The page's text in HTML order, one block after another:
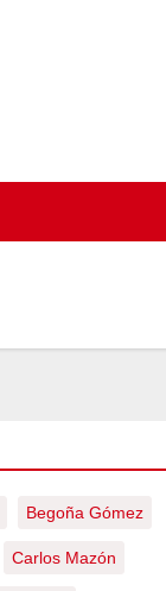
Begoña Gómez
Carlos Mazón